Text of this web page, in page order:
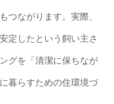
つながります。実際、
定したという飼い主さ
グを「清潔に保ちなが
暮らすための住環境づ